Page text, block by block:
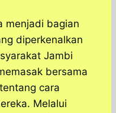
menjadi bagian
diperkenalkan
Jambi
bersama
cara
Melalui